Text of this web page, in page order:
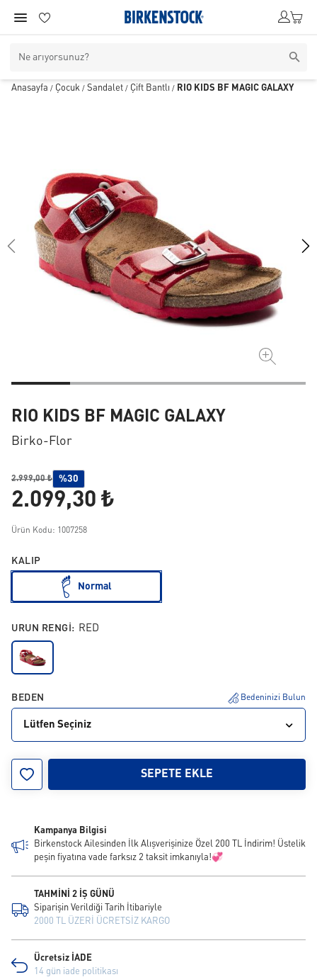
Anasayfa / Çocuk / Sandalet / Çift Bantlı / RIO KIDS BF MAGIC GALAXY
RIO KIDS BF MAGIC GALAXY
Birko-Flor
2.999,00 ₺ %30
2.099,30 ₺
Ürün Kodu: 1007258
KALIP
Normal
URUN RENGI: RED
BEDEN Bedeninizi Bulun
Lütfen Seçiniz
SEPETE EKLE
Kampanya Bilgisi
Birkenstock Ailesinden İlk Alışverişinize Özel 200 TL İndirim! Üstelik
peşin fiyatına vade farksız 2 taksit imkanıyla!💞
TAHMİNİ 2 İŞ GÜNÜ
Siparişin Verildiği Tarih İtibariyle
2000 TL ÜZERİ ÜCRETSİZ KARGO
Ücretsiz İADE
14 gün iade politikası